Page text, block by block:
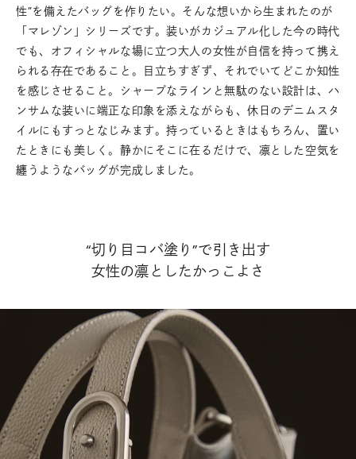
性”を備えたバッグを作りたい。そんな想いから生まれたのが
「マレゾン」シリーズです。装いがカジュアル化した今の時代
でも、オフィシャルな場に立つ大人の女性が自信を持って携え
られる存在であること。目立ちすぎず、それでいてどこか知性
を感じさせること。シャープなラインと無駄のない設計は、ハ
ンサムな装いに端正な印象を添えながらも、休日のデニムスタ
イルにもすっとなじみます。持っているときはもちろん、置い
たときにも美しく。静かにそこに在るだけで、凛とした空気を
纏うようなバッグが完成しました。
“切り目コバ塗り”で引き出す
女性の凛としたかっこよさ